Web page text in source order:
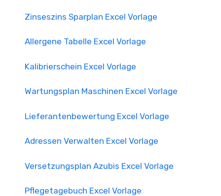
Zinseszins Sparplan Excel Vorlage
Allergene Tabelle Excel Vorlage
Kalibrierschein Excel Vorlage
Wartungsplan Maschinen Excel Vorlage
Lieferantenbewertung Excel Vorlage
Adressen Verwalten Excel Vorlage
Versetzungsplan Azubis Excel Vorlage
Pflegetagebuch Excel Vorlage